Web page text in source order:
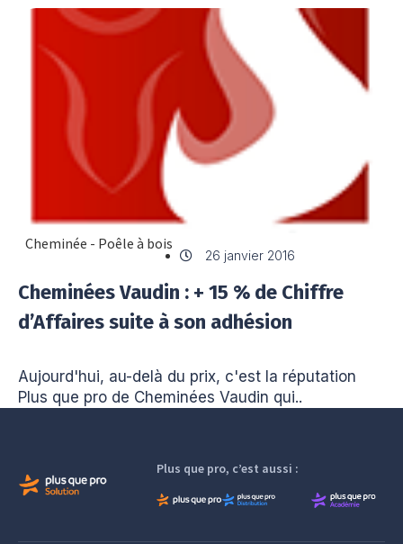
Cheminée - Poêle à bois
26 janvier 2016
Cheminées Vaudin : + 15 % de Chiffre
d’Affaires suite à son adhésion
Aujourd'hui, au-delà du prix, c'est la réputation
Plus que pro de Cheminées Vaudin qui..
Plus que pro, c’est aussi :